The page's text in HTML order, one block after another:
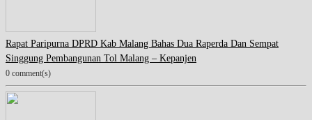
Rapat Paripurna DPRD Kab Malang Bahas Dua Raperda Dan Sempat
Singgung Pembangunan Tol Malang – Kepanjen
0 comment(s)